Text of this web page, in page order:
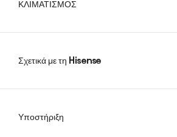
ΚΛΙΜΑΤΙΣΜΟΣ
Σχετικά με τη Hisense
Υποστήριξη